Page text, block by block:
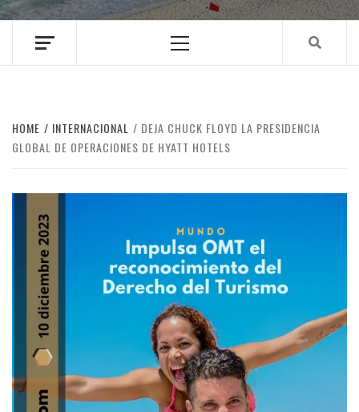
Menu
HOME INTERNACIONAL
DEJA CHUCK FLOYD LA PRESIDENCIA
GLOBAL DE OPERACIONES DE HYATT HOTELS